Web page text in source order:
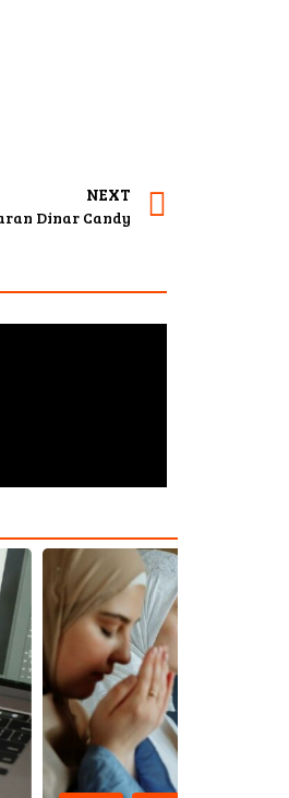
NEXT
Dinar Candy